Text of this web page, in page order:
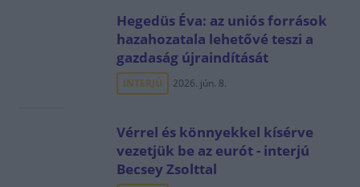
Hegedüs Éva: az uniós források
hazahozatala lehetővé teszi a
gazdaság újraindítását
INTERJÚ 2026. jún. 8.
Vérrel és könnyekkel kísérve
vezetjük be az eurót - interjú
Becsey Zsolttal